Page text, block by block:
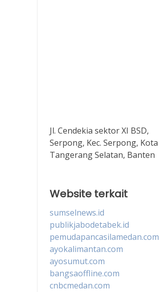
Jl. Cendekia sektor XI BSD,
Serpong, Kec. Serpong, Kota
Tangerang Selatan, Banten
Website terkait
sumselnews.id
publikjabodetabek.id
pemudapancasilamedan.com
ayokalimantan.com
ayosumut.com
bangsaoffline.com
cnbcmedan.com